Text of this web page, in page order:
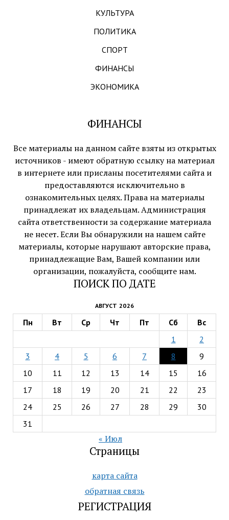
КУЛЬТУРА
ПОЛИТИКА
СПОРТ
ФИНАНСЫ
ЭКОНОМИКА
ФИНАНСЫ
Все материалы на данном сайте взяты из открытых
источников - имеют обратную ссылку на материал
в интернете или присланы посетителями сайта и
предоставляются исключительно в
ознакомительных целях. Права на материалы
принадлежат их владельцам. Администрация
сайта ответственности за содержание материала
не несет. Если Вы обнаружили на нашем сайте
материалы, которые нарушают авторские права,
принадлежащие Вам, Вашей компании или
организации, пожалуйста, сообщите нам.
ПОИСК ПО ДАТЕ
АВГУСТ 2026
Пн Вт Ср Чт Пт Сб
Вс
1
2
3
4 5 6 7 8
9
10
11 12 13 14 15
16
17
18 19 20 21 22
23
24
25 26 27 28 29
30
31
« Июл
Страницы
карта сайта
обратная связь
РЕГИСТРАЦИЯ